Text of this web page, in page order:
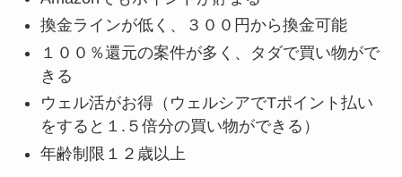
換金ラインが低く、３００円から換金可能
１００％還元の案件が多く、タダで買い物がで
きる
ウェル活がお得（ウェルシアでTポイント払い
をすると１.５倍分の買い物ができる）
年齢制限１２歳以上